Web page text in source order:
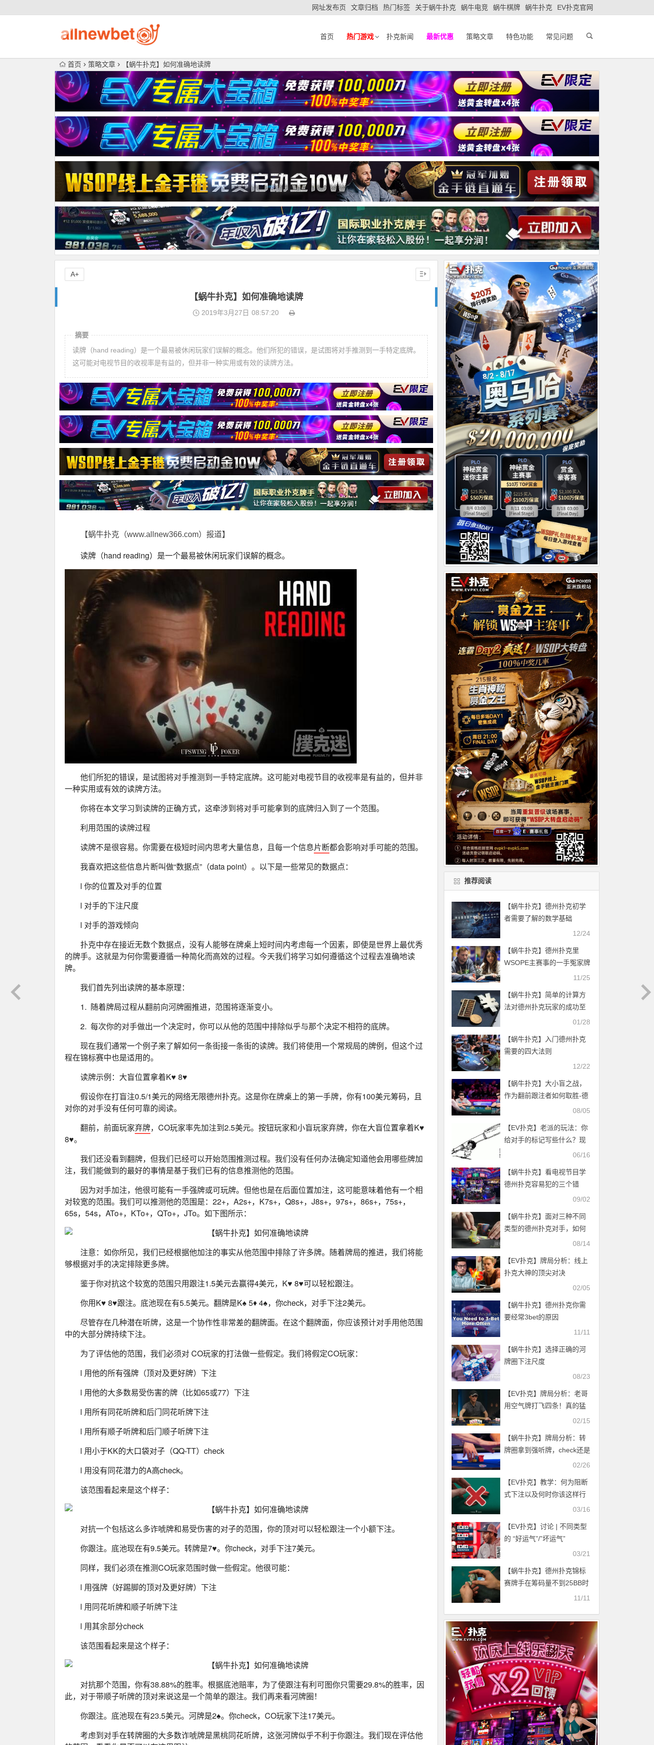
网址发布页 文章归档 热门标签 关于蜗牛扑克 蜗牛电竞 蜗牛棋牌 蜗牛扑克 EV扑克官网
首页 热门游戏 扑克新闻 最新优惠 策略文章 特色功能 常见问题
首页 策略文章 【蜗牛扑克】如何准确地读牌
【蜗牛扑克】如何准确地读牌
2019年3月27日 08:57:20
摘要
读牌（hand reading）是一个最易被休闲玩家们误解的概念。他们所犯的错误，是试图将对手推测到一手特定底牌。
这可能对电视节目的收视率是有益的，但并非一种实用或有效的读牌方法。
【蜗牛扑克（www.allnew366.com）报道】
读牌（hand reading）是一个最易被休闲玩家们误解的概念。
他们所犯的错误，是试图将对手推测到一手特定底牌。这可能对电视节目的收视率是有益的，但并非
一种实用或有效的读牌方法。
你将在本文学习到读牌的正确方式，这牵涉到将对手可能拿到的底牌归入到了一个范围。
利用范围的读牌过程
读牌不是很容易。你需要在极短时间内思考大量信息，且每一个信息片断都会影响对手可能的范围。
我喜欢把这些信息片断叫做“数据点”（data point）。以下是一些常见的数据点：
l 你的位置及对手的位置
l 对手的下注尺度
l 对手的游戏倾向
扑克中存在接近无数个数据点，没有人能够在牌桌上短时间内考虑每一个因素，即使是世界上最优秀
的牌手。这就是为何你需要遵循一种简化而高效的过程。今天我们将学习如何遵循这个过程去准确地读
牌。
我们首先列出读牌的基本原理：
1.  随着牌局过程从翻前向河牌圈推进，范围将逐渐变小。
2.  每次你的对手做出一个决定时，你可以从他的范围中排除似乎与那个决定不相符的底牌。
现在我们通常一个例子来了解如何一条街接一条街的读牌。我们将使用一个常规局的牌例，但这个过
程在锦标赛中也是适用的。
读牌示例：大盲位置拿着K♥ 8♥
假设你在打盲注0.5/1美元的网络无限德州扑克。这是你在牌桌上的第一手牌，你有100美元筹码，且
对你的对手没有任何可靠的阅读。
翻前，前面玩家弃牌，CO玩家率先加注到2.5美元。按钮玩家和小盲玩家弃牌，你在大盲位置拿着K♥
8♥。
我们还没看到翻牌，但我们已经可以开始范围推测过程。我们没有任何办法确定知道他会用哪些牌加
注，我们能做到的最好的事情是基于我们已有的信息推测他的范围。
因为对手加注，他很可能有一手强牌或可玩牌。但他也是在后面位置加注，这可能意味着他有一个相
对较宽的范围。我们可以推测他的范围是：22+，A2s+，K7s+，Q8s+，J8s+，97s+，86s+，75s+，
65s，54s，ATo+，KTo+，QTo+，JTo。如下图所示：
注意：如你所见，我们已经根据他加注的事实从他范围中排除了许多牌。随着牌局的推进，我们将能
够根据对手的决定排除更多牌。
鉴于你对抗这个较宽的范围只用跟注1.5美元去赢得4美元，K♥ 8♥可以轻松跟注。
你用K♥ 8♥跟注。底池现在有5.5美元。翻牌是K♠ 5♦ 4♠，你check，对手下注2美元。
尽管存在几种潜在听牌，这是一个协作性非常差的翻牌面。在这个翻牌面，你应该预计对手用他范围
中的大部分牌持续下注。
为了评估他的范围，我们必须对 CO玩家的打法做一些假定。我们将假定CO玩家：
l 用他的所有强牌（顶对及更好牌）下注
l 用他的大多数易受伤害的牌（比如65或77）下注
l 用所有同花听牌和后门同花听牌下注
l 用所有顺子听牌和后门顺子听牌下注
l 用小于KK的大口袋对子（QQ-TT）check
l 用没有同花潜力的A高check。
该范围看起来是这个样子：
对抗一个包括这么多诈唬牌和易受伤害的对子的范围，你的顶对可以轻松跟注一个小额下注。
你跟注。底池现在有9.5美元。转牌是7♥。你check，对手下注7美元。
同样，我们必须在推测CO玩家范围时做一些假定。他很可能：
l 用强牌（好踢脚的顶对及更好牌）下注
l 用同花听牌和顺子听牌下注
l 用其余部分check
该范围看起来是这个样子：
对抗那个范围，你有38.88%的胜率。根据底池赔率，为了使跟注有利可图你只需要29.8%的胜率，因
此，对于带顺子听牌的顶对来说这是一个简单的跟注。我们再来看河牌圈！
你跟注。底池现在有23.5美元。河牌是2♠。你check，CO玩家下注17美元。
考虑到对手在转牌圈的大多数诈唬牌是黑桃同花听牌，这张河牌似乎不利于你跟注。我们现在评估他
A+
推荐阅读
【蜗牛扑克】德州扑克初学
者需要了解的数学基础
12/24
【蜗牛扑克】德州扑克里
WSOPE主赛事的一手冤家牌
11/25
【蜗牛扑克】简单的计算方
法对德州扑克玩家的成功至
01/28
【蜗牛扑克】入门德州扑克
需要的四大法则
12/22
【蜗牛扑克】大小盲之战，
作为翻前跟注者如何取胜-德
08/05
【EV扑克】老派的玩法：你
给对手的标记写些什么？现
06/16
【蜗牛扑克】看电视节目学
德州扑克容易犯的三个错
09/02
【蜗牛扑克】面对三种不同
类型的德州扑克对手，如何
08/14
【EV扑克】牌局分析：线上
扑克大神的顶尖对决
02/05
【蜗牛扑克】德州扑克你需
要经常3bet的原因
11/11
【蜗牛扑克】选择正确的河
牌圈下注尺度
08/23
【EV扑克】牌局分析：老哥
用空气牌打飞四条！真的猛
02/15
【蜗牛扑克】牌局分析：转
牌圈拿到强听牌，check还是
02/26
【EV扑克】教学：何为阻断
式下注以及何时你该这样行
03/16
【EV扑克】讨论 | 不同类型
的 “好运气”/”坏运气”
03/21
【蜗牛扑克】德州扑克锦标
赛牌手在筹码量不到25BB时
11/11